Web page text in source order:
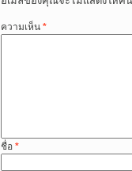
ความเห็น *
ชื่อ *